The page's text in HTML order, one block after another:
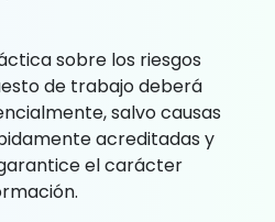
sobre los riesgos
de trabajo deberá
salvo causas
acreditadas y
el carácter